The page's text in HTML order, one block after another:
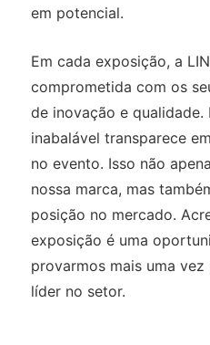
em potencial.
Em cada exposição, a
comprometida com os
de inovação e qualidade.
inabalável transparece
no evento. Isso não
nossa marca, mas
posição no mercado.
exposição é uma
provarmos mais uma vez
líder no setor.